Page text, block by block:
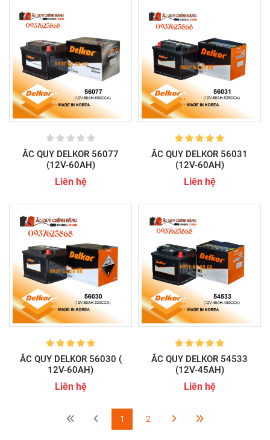
ẮC QUY DELKOR 56077
(12V-60AH)
Liên hệ
ẮC QUY DELKOR 56031
(12V-60AH)
Liên hệ
ẮC QUY DELKOR 56030 (
12V-60AH)
Liên hệ
ẮC QUY DELKOR 54533
(12V-45AH)
Liên hệ
1 2